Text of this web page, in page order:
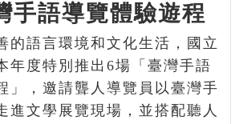
手語導覽體驗遊程
的語言環境和文化生活，國立
年度特別推出6場「臺灣手語
」，邀請聾人導覽員以臺灣手
進文學展覽現場，並搭配聽人